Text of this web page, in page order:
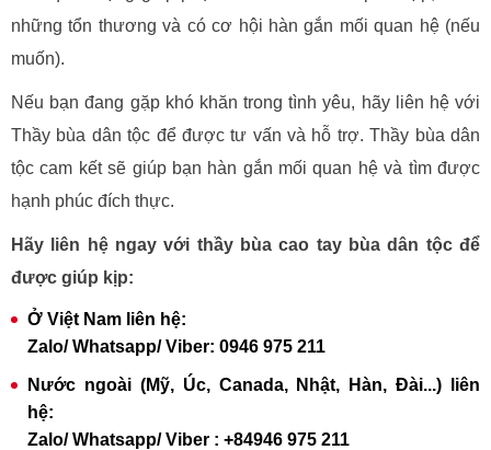
những tổn thương và có cơ hội hàn gắn mối quan hệ (nếu
muốn).
Nếu bạn đang gặp khó khăn trong tình yêu, hãy liên hệ với
Thầy bùa dân tộc để được tư vấn và hỗ trợ. Thầy bùa dân
tộc cam kết sẽ giúp bạn hàn gắn mối quan hệ và tìm được
hạnh phúc đích thực.
Hãy liên hệ ngay với thầy bùa cao tay bùa dân tộc để
được giúp kịp:
Ở Việt Nam liên hệ:
Zalo/ Whatsapp/ Viber: 0946 975 211
Nước ngoài (Mỹ, Úc, Canada, Nhật, Hàn, Đài...) liên
hệ:
Zalo/ Whatsapp/ Viber : +84946 975 211